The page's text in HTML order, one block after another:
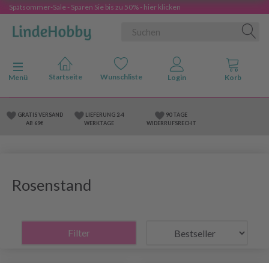
Spätsommer-Sale - Sparen Sie bis zu 50% - hier klicken
Anzeige ändern
Menü
GRATIS VERSAND
AB 69€
LIEFERUNG 2-4
WERKTAGE
90 TAGE
WIDERRUFSRECHT
Rosenstand
Filter